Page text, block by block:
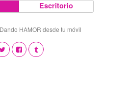
Escritorio
HAMOR desde tu móvil